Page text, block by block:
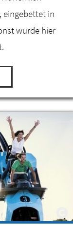
eingebettet in
wurde hier